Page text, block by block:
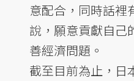
意配合，同時話裡
說，願意貢獻自己
善經濟問題。
截至目前為止，日